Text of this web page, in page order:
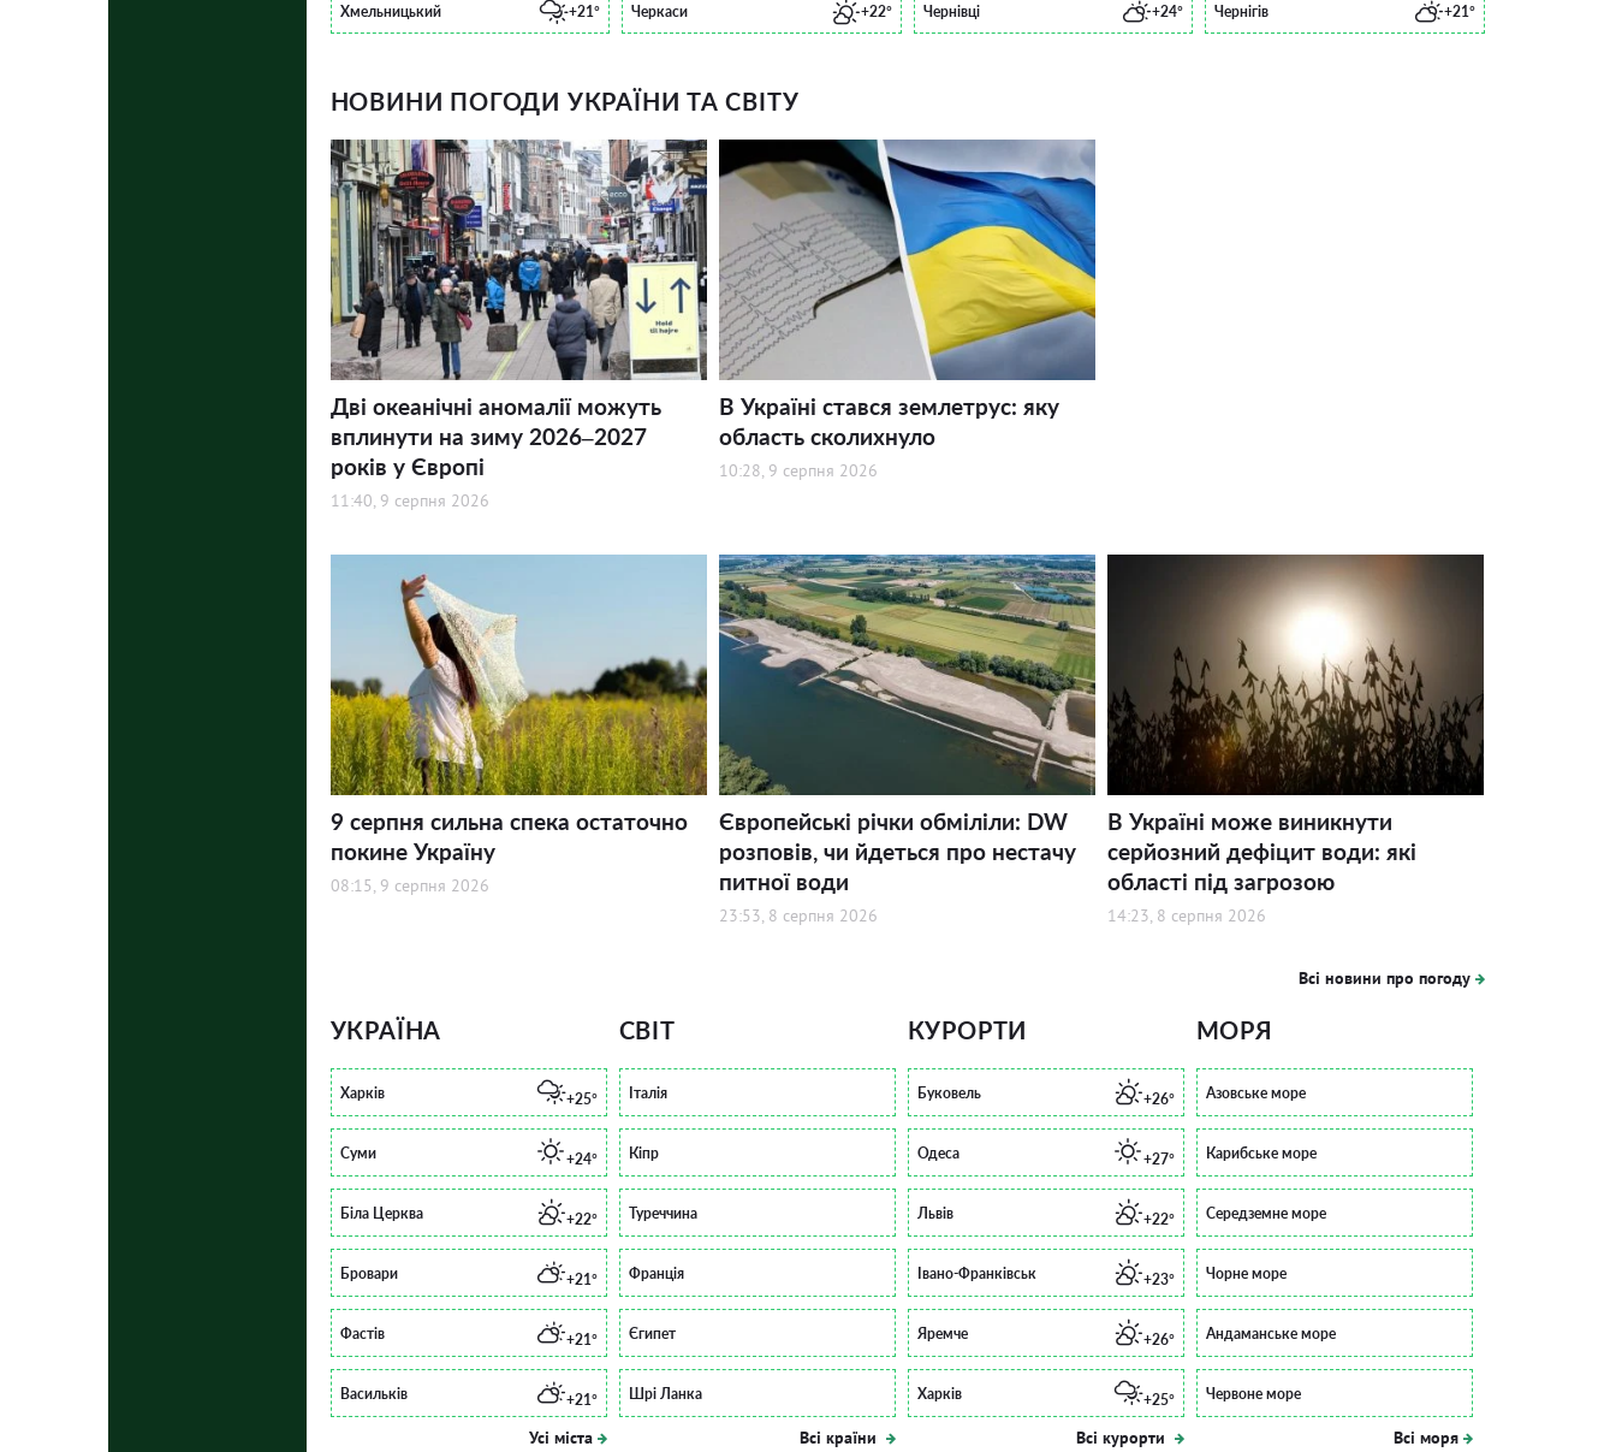
Хмельницький +21° Черкаси +22° Чернівці +24° Чернігів +21°
НОВИНИ ПОГОДИ УКРАЇНИ ТА СВІТУ
Дві океанічні аномалії можуть
вплинути на зиму 2026–2027
років у Європі
11:40, 9 серпня 2026
В Україні стався землетрус: яку
область сколихнуло
10:28, 9 серпня 2026
9 серпня сильна спека остаточно
покине Україну
08:15, 9 серпня 2026
Європейські річки обміліли: DW
розповів, чи йдеться про нестачу
питної води
23:53, 8 серпня 2026
В Україні може виникнути
серйозний дефіцит води: які
області під загрозою
14:23, 8 серпня 2026
Всі новини про погоду
УКРАЇНА
Харків +25°
Суми +24°
Біла Церква +22°
Бровари +21°
Фастів +21°
Васильків +21°
Усі міста
СВІТ
Італія
Кіпр
Туреччина
Франція
Єгипет
Шрі Ланка
Всі країни
КУРОРТИ
Буковель +26°
Одеса +27°
Львів +22°
Івано-Франківськ +23°
Яремче +26°
Харків +25°
Всі курорти
МОРЯ
Азовське море
Карибське море
Середземне море
Чорне море
Андаманське море
Червоне море
Всі моря